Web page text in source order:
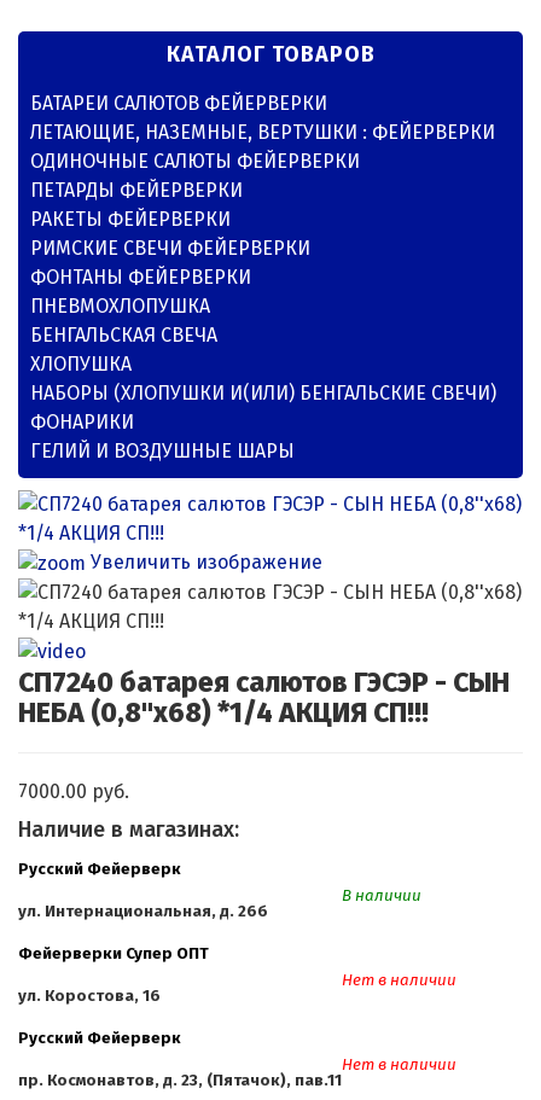
КАТАЛОГ ТОВАРОВ
БАТАРЕИ САЛЮТОВ ФЕЙЕРВЕРКИ
ЛЕТАЮЩИЕ, НАЗЕМНЫЕ, ВЕРТУШКИ : ФЕЙЕРВЕРКИ
ОДИНОЧНЫЕ САЛЮТЫ ФЕЙЕРВЕРКИ
ПЕТАРДЫ ФЕЙЕРВЕРКИ
РАКЕТЫ ФЕЙЕРВЕРКИ
РИМСКИЕ СВЕЧИ ФЕЙЕРВЕРКИ
ФОНТАНЫ ФЕЙЕРВЕРКИ
ПНЕВМОХЛОПУШКА
БЕНГАЛЬСКАЯ СВЕЧА
ХЛОПУШКА
НАБОРЫ (ХЛОПУШКИ И(ИЛИ) БЕНГАЛЬСКИЕ СВЕЧИ)
ФОНАРИКИ
ГЕЛИЙ И ВОЗДУШНЫЕ ШАРЫ
Увеличить изображение
СП7240 батарея салютов ГЭСЭР - СЫН
НЕБА (0,8''х68) *1/4 АКЦИЯ СП!!!
7000.00 руб.
Наличие в магазинах:
Русский Фейерверк
В наличии
ул. Интернациональная, д. 26б
Фейерверки Супер ОПТ
Нет в наличии
ул. Коростова, 16
Русский Фейерверк
Нет в наличии
пр. Космонавтов, д. 23, (Пятачок), пав.11